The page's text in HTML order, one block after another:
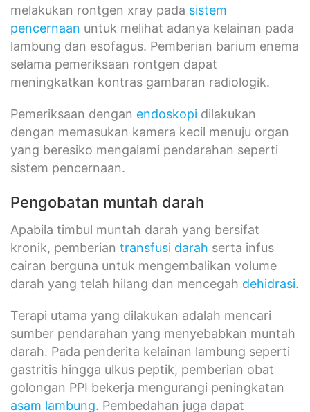
melakukan rontgen xray pada sistem
pencernaan untuk melihat adanya kelainan pada
lambung dan esofagus. Pemberian barium enema
selama pemeriksaan rontgen dapat
meningkatkan kontras gambaran radiologik.
Pemeriksaan dengan endoskopi dilakukan
dengan memasukan kamera kecil menuju organ
yang beresiko mengalami pendarahan seperti
sistem pencernaan.
Pengobatan muntah darah
Apabila timbul muntah darah yang bersifat
kronik, pemberian transfusi darah serta infus
cairan berguna untuk mengembalikan volume
darah yang telah hilang dan mencegah dehidrasi.
Terapi utama yang dilakukan adalah mencari
sumber pendarahan yang menyebabkan muntah
darah. Pada penderita kelainan lambung seperti
gastritis hingga ulkus peptik, pemberian obat
golongan PPI bekerja mengurangi peningkatan
asam lambung. Pembedahan juga dapat